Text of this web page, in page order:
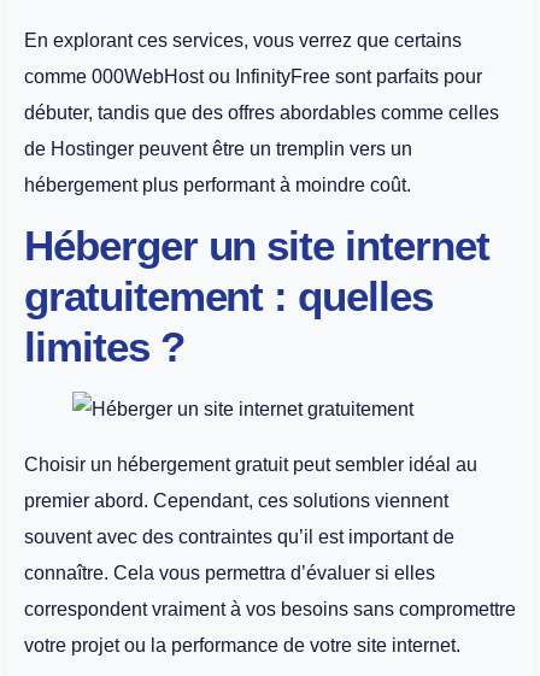
En explorant ces services, vous verrez que certains
comme 000WebHost ou InfinityFree sont parfaits pour
débuter, tandis que des offres abordables comme celles
de Hostinger peuvent être un tremplin vers un
hébergement plus performant à moindre coût.
Héberger un site internet
gratuitement : quelles
limites ?
Choisir un hébergement gratuit peut sembler idéal au
premier abord. Cependant, ces solutions viennent
souvent avec des contraintes qu’il est important de
connaître. Cela vous permettra d’évaluer si elles
correspondent vraiment à vos besoins sans compromettre
votre projet ou la performance de votre site internet.